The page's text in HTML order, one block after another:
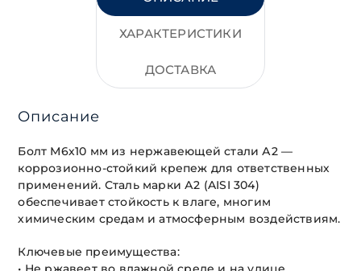
ХАРАКТЕРИСТИКИ
ДОСТАВКА
Описание
Болт М6х10 мм из нержавеющей стали А2 —
коррозионно-стойкий крепеж для ответственных
применений. Сталь марки А2 (AISI 304)
обеспечивает стойкость к влаге, многим
химическим средам и атмосферным воздействиям.
Ключевые преимущества: